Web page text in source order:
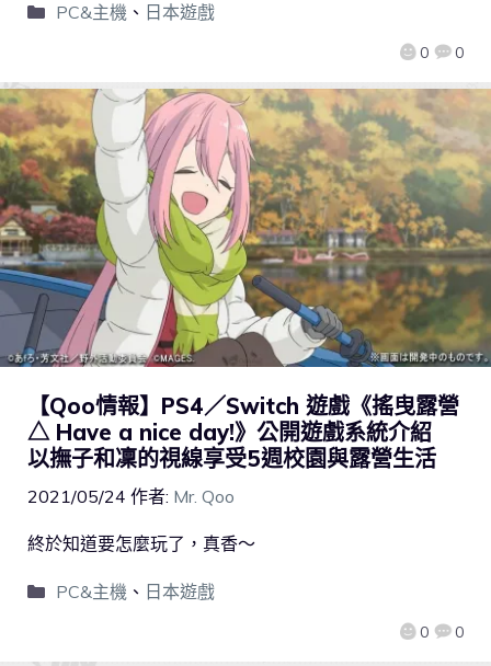
0 0
PC&主機、 日本遊戲
【Qoo情報】PS4／Switch 遊戲《搖曳露營
△ Have a nice day!》公開遊戲系統介紹
以撫子和凜的視線享受5週校園與露營生活
2021/05/24 作者: Mr. Qoo
0 0
終於知道要怎麼玩了，真香～
PC&主機 、 日本遊戲